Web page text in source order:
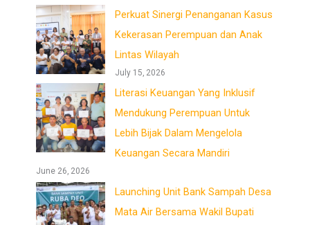
Perkuat Sinergi Penanganan Kasus
Kekerasan Perempuan dan Anak
Lintas Wilayah
July 15, 2026
Literasi Keuangan Yang Inklusif
Mendukung Perempuan Untuk
Lebih Bijak Dalam Mengelola
Keuangan Secara Mandiri
June 26, 2026
Launching Unit Bank Sampah Desa
Mata Air Bersama Wakil Bupati